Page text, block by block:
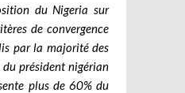
du Nigeria sur
de convergence
par la majorité des
du président nigérian
plus de 60% du